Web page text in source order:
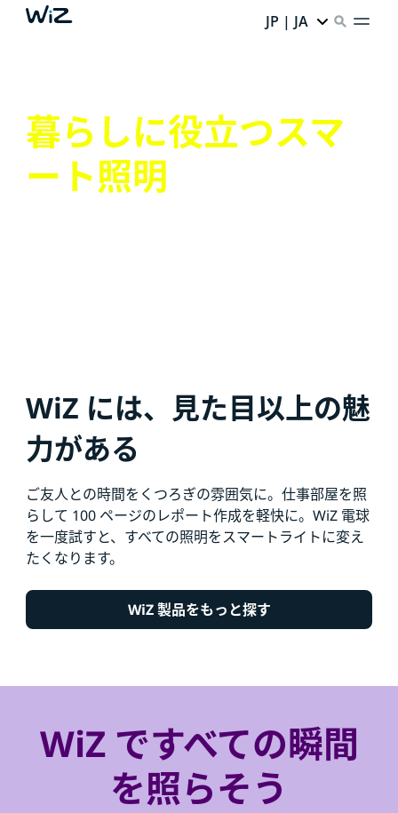
JP | JA
暮らしに役立つスマ
ート照明
WiZ には、見た目以上の魅
力がある
ご友人との時間をくつろぎの雰囲気に。仕事部屋を照
らして 100 ページのレポート作成を軽快に。WiZ 電球
を一度試すと、すべての照明をスマートライトに変え
たくなります。
WiZ 製品をもっと探す
WiZ ですべての瞬間
を照らそう